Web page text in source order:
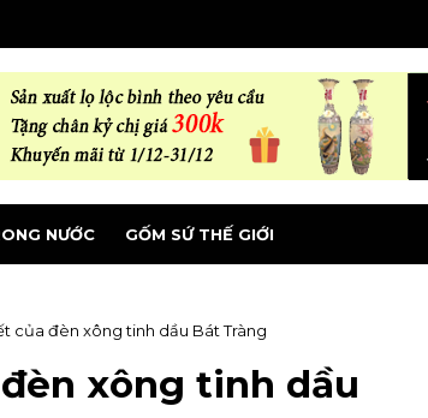
NƯỚC GỐM SỨ THẾ GIỚI
của đèn xông tinh dầu Bát Tràng
xông tinh dầu